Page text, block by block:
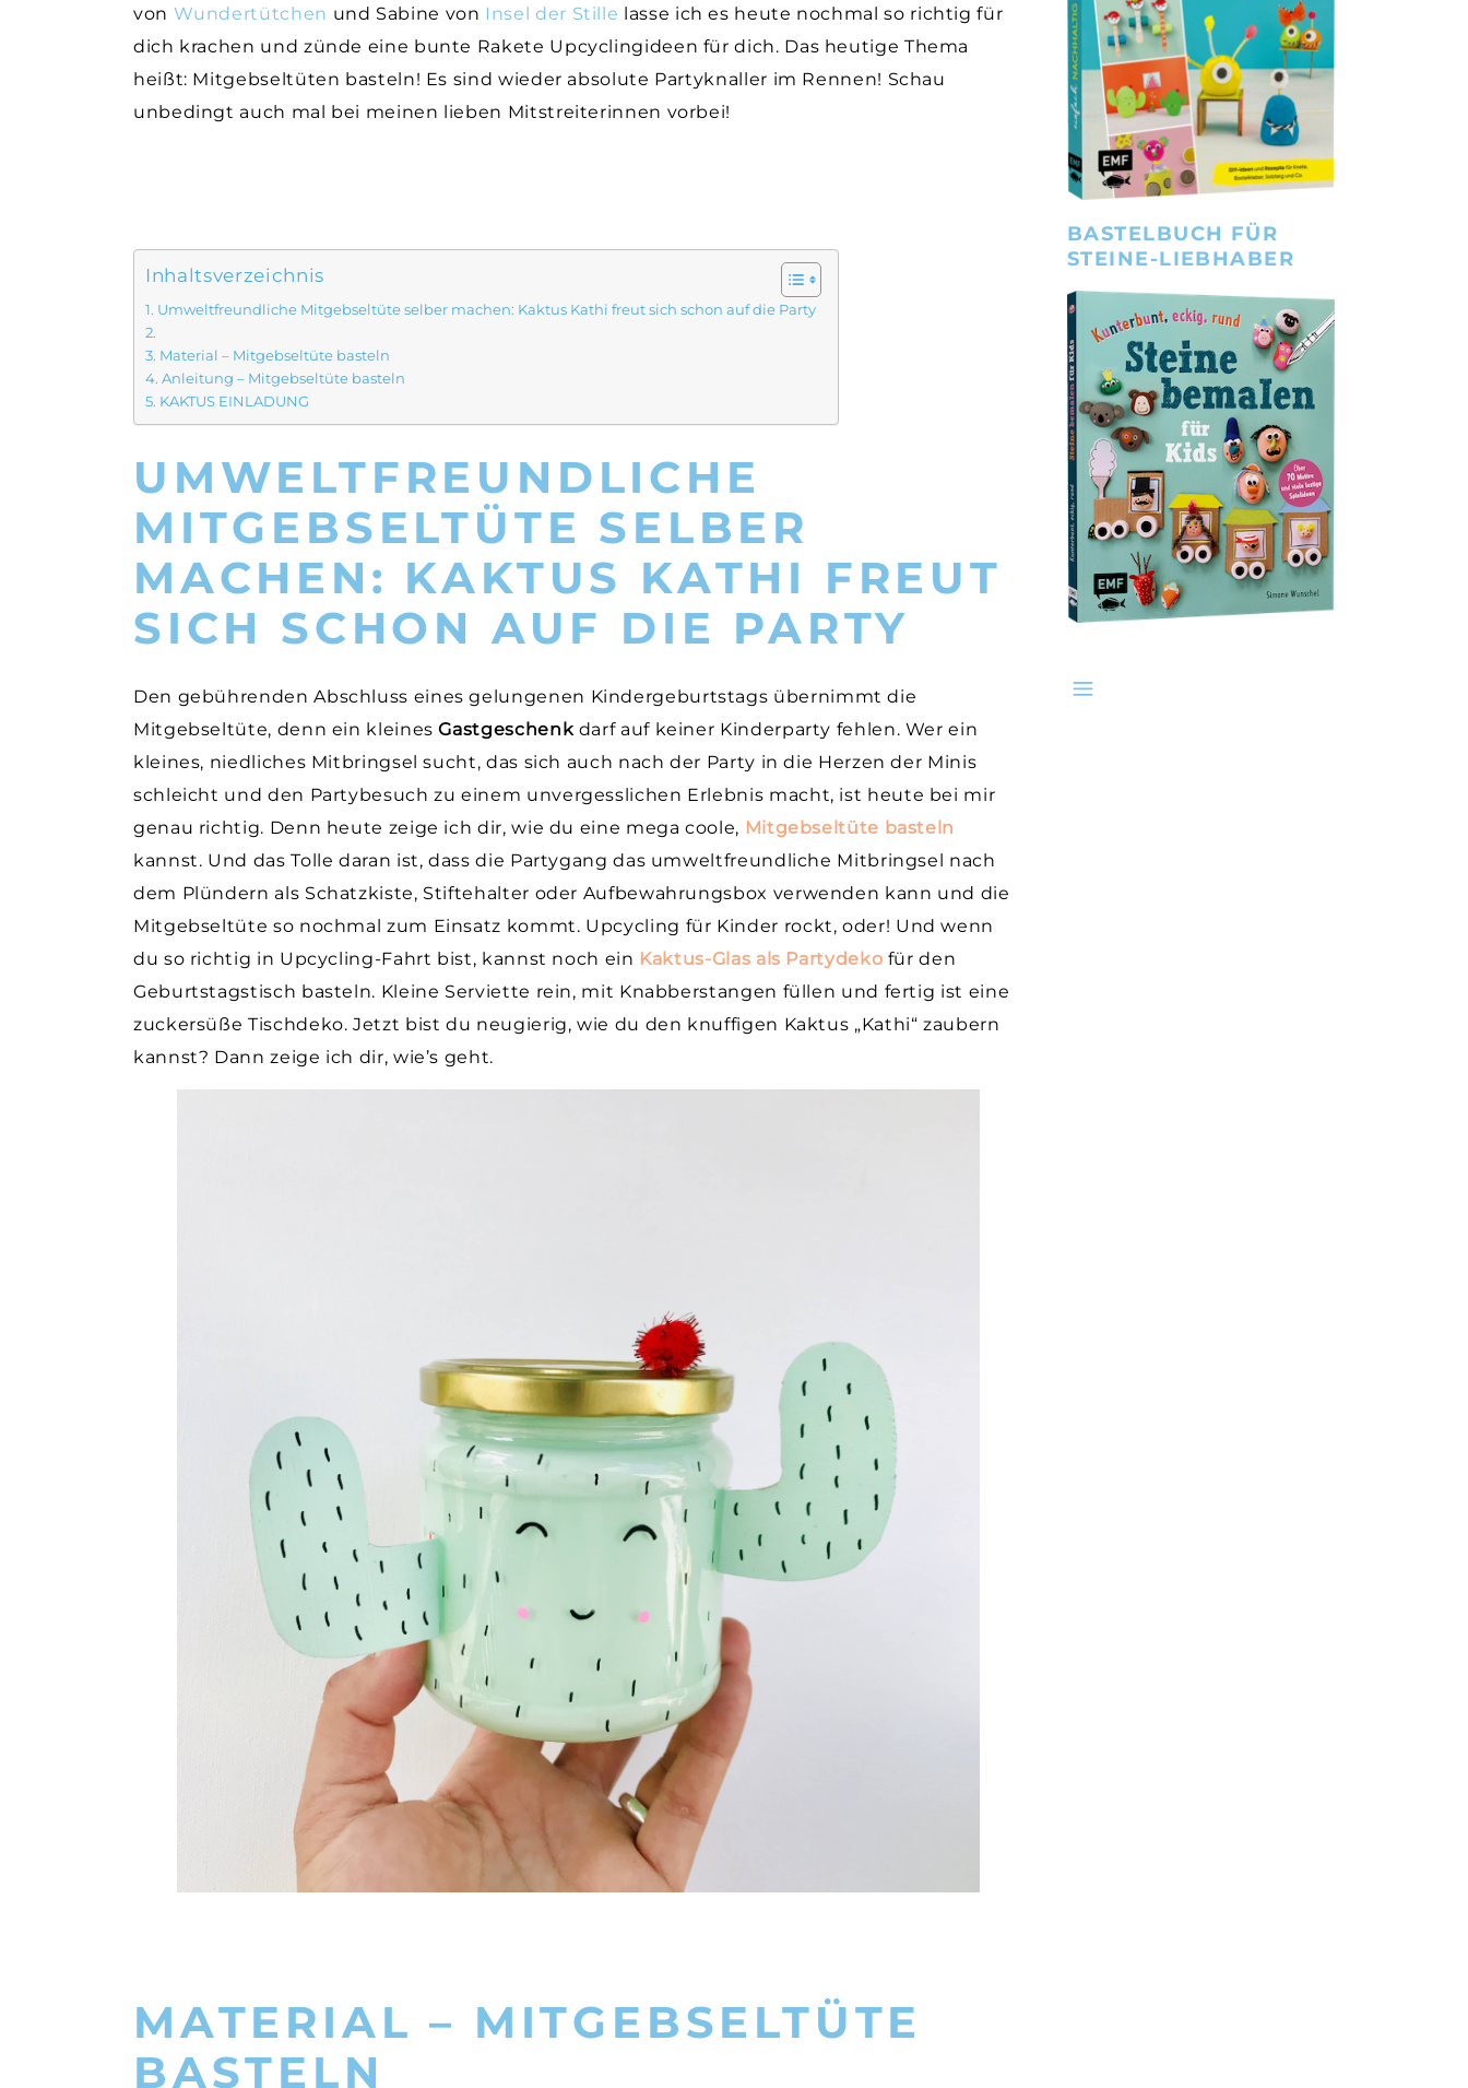
von Wundertütchen und Sabine von Insel der Stille lasse ich es heute nochmal so richtig für
dich krachen und zünde eine bunte Rakete Upcyclingideen für dich. Das heutige Thema
heißt: Mitgebseltüten basteln! Es sind wieder absolute Partyknaller im Rennen! Schau
unbedingt auch mal bei meinen lieben Mitstreiterinnen vorbei!
Inhaltsverzeichnis
Umweltfreundliche Mitgebseltüte selber machen: Kaktus Kathi freut sich schon auf die Party
Material – Mitgebseltüte basteln
Anleitung – Mitgebseltüte basteln
KAKTUS EINLADUNG
UMWELTFREUNDLICHE
MITGEBSELTÜTE SELBER
MACHEN: KAKTUS KATHI FREUT
SICH SCHON AUF DIE PARTY
Den gebührenden Abschluss eines gelungenen Kindergeburtstags übernimmt die
Mitgebseltüte, denn ein kleines Gastgeschenkdarf auf keiner Kinderparty fehlen. Wer ein
kleines, niedliches Mitbringsel sucht, das sich auch nach der Party in die Herzen der Minis
schleicht und den Partybesuch zu einem unvergesslichen Erlebnis macht, ist heute bei mir
genau richtig. Denn heute zeige ich dir, wie du eine mega coole, Mitgebseltüte basteln
kannst. Und das Tolle daran ist, dass die Partygang das umweltfreundliche Mitbringsel nach
dem Plündern als Schatzkiste, Stiftehalter oder Aufbewahrungsbox verwenden kann und die
Mitgebseltüte so nochmal zum Einsatz kommt. Upcycling für Kinder rockt, oder! Und wenn
du so richtig in Upcycling-Fahrt bist, kannst noch ein Kaktus-Glas als Partydeko für den
Geburtstagstisch basteln. Kleine Serviette rein, mit Knabberstangen füllen und fertig ist eine
zuckersüße Tischdeko. Jetzt bist du neugierig, wie du den knuffigen Kaktus „Kathi“ zaubern
kannst? Dann zeige ich dir, wie’s geht.
MATERIAL – MITGEBSELTÜTE
BASTELN
BASTELBUCH FÜR
STEINE-LIEBHABER